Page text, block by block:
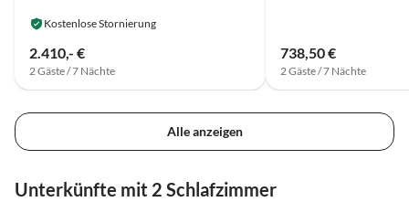
Kostenlose Stornierung
2.410,- €
2 Gäste / 7 Nächte
738,50 €
2 Gäste / 7 Nächte
Alle anzeigen
Unterkünfte mit 2 Schlafzimmer